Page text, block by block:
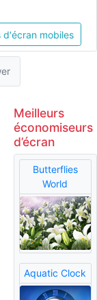
d'écran mobiles
Meilleurs
économiseurs
d’écran
Butterflies
World
Aquatic Clock